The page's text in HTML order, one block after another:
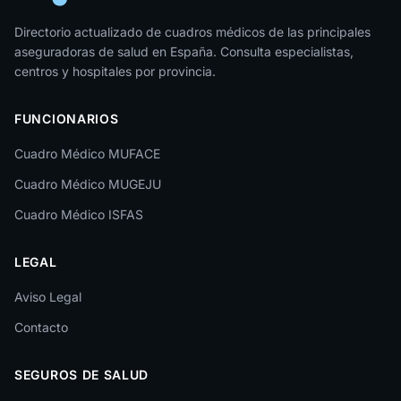
Jaén
La Rioja
León
Lleida
Lugo
Málaga
Melilla
Murcia
Directorio actualizado de cuadros médicos de las principales
aseguradoras de salud en España. Consulta especialistas,
centros y hospitales por provincia.
FUNCIONARIOS
Cuadro Médico MUFACE
Cuadro Médico MUGEJU
Cuadro Médico ISFAS
LEGAL
Aviso Legal
Contacto
SEGUROS DE SALUD